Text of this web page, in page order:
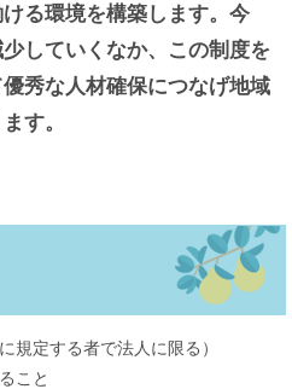
る環境を構築します。今
していくなか、この制度を
秀な人材確保につなげ地域
す。
規定する者で法人に限る）
こと